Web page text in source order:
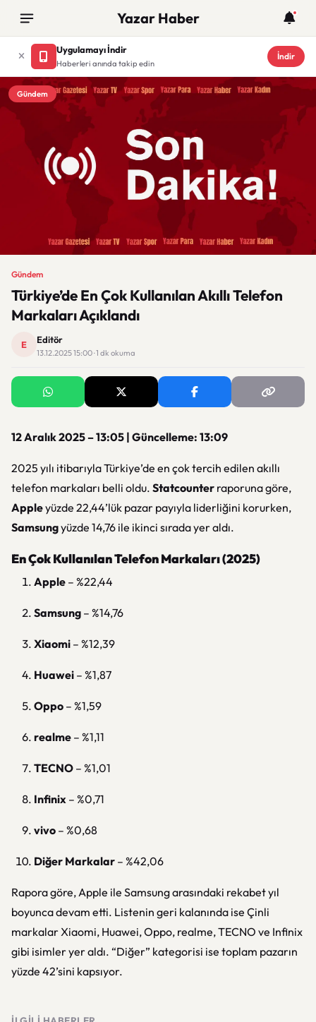
Yazar Haber
Uygulamayı İndir
Haberleri anında takip edin
İndir
Gündem
Gündem
Türkiye’de En Çok Kullanılan Akıllı Telefon
Markaları Açıklandı
E Editör
13.12.2025 15:00 · 1 dk okuma
12 Aralık 2025 – 13:05 | Güncelleme: 13:09
2025 yılı itibarıyla Türkiye’de en çok tercih edilen akıllı
telefon markaları belli oldu. Statcounter raporuna göre,
Appleyüzde 22,44’lük pazar payıyla liderliğini korurken,
Samsungyüzde 14,76 ile ikinci sırada yer aldı.
En Çok Kullanılan Telefon Markaları (2025)
Apple – %22,44
Samsung – %14,76
Xiaomi – %12,39
Huawei – %1,87
Oppo – %1,59
realme – %1,11
TECNO – %1,01
Infinix – %0,71
vivo – %0,68
Diğer Markalar – %42,06
Rapora göre, Apple ile Samsung arasındaki rekabet yıl
boyunca devam etti. Listenin geri kalanında ise Çinli
markalar Xiaomi, Huawei, Oppo, realme, TECNO ve Infinix
gibi isimler yer aldı. “Diğer” kategorisi ise toplam pazarın
yüzde 42’sini kapsıyor.